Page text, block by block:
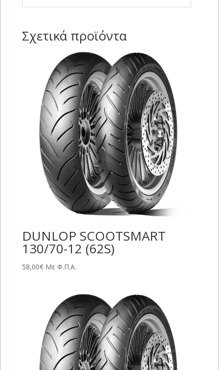
Σχετικά προϊόντα
DUNLOP SCOOTSMART
130/70-12 (62S)
58,00€ Με Φ.Π.Α.